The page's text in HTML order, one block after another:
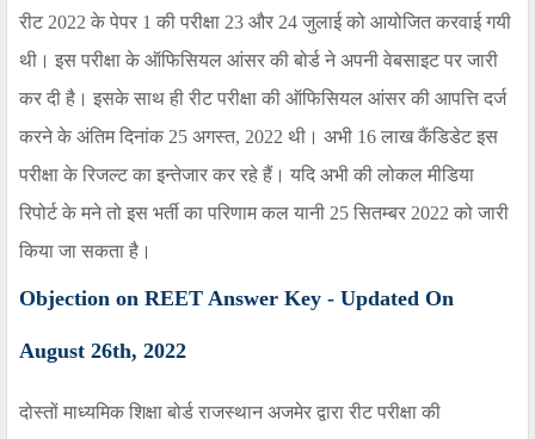
रीट 2022 के पेपर 1 की परीक्षा 23 और 24 जुलाई को आयोजित करवाई गयी
थी। इस परीक्षा के ऑफिसियल आंसर की बोर्ड ने अपनी वेबसाइट पर जारी
कर दी है। इसके साथ ही रीट परीक्षा की ऑफिसियल आंसर की आपत्ति दर्ज
करने के अंतिम दिनांक 25 अगस्त, 2022 थी। अभी 16 लाख कैंडिडेट इस
परीक्षा के रिजल्ट का इन्तेजार कर रहे हैं। यदि अभी की लोकल मीडिया
रिपोर्ट के मने तो इस भर्ती का परिणाम कल यानी 25 सितम्बर 2022 को जारी
किया जा सकता है।
Objection on REET Answer Key - Updated On
August 26th, 2022
दोस्तों माध्यमिक शिक्षा बोर्ड राजस्थान अजमेर द्वारा रीट परीक्षा की